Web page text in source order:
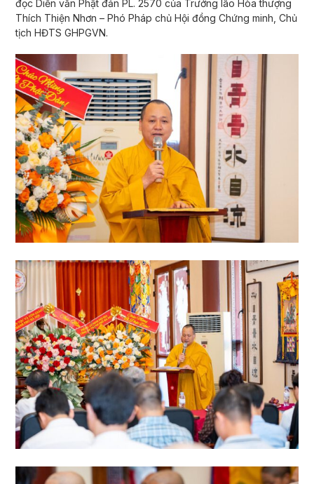
đọc Diễn văn Phật đản PL. 2570 của Trưởng lão Hòa thượng
Thích Thiện Nhơn – Phó Pháp chủ Hội đồng Chứng minh, Chủ
tịch HĐTS GHPGVN.